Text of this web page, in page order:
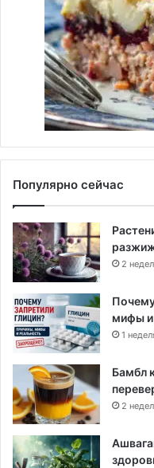
Популярно сейчас
2
мифы и
1
Бамбл
2